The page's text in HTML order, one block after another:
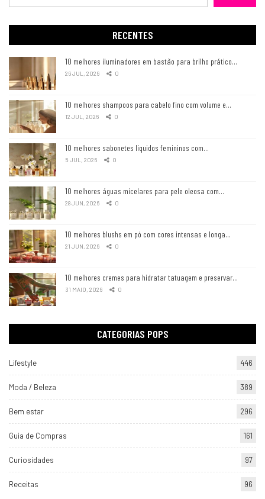
RECENTES
10 melhores iluminadores em bastão para brilho prático…
26 JUL, 2026 0
10 melhores shampoos para cabelo fino com volume e…
12 JUL, 2026 0
10 melhores sabonetes líquidos femininos com…
5 JUL, 2026 0
10 melhores águas micelares para pele oleosa com…
28 JUN, 2026 0
10 melhores blushs em pó com cores intensas e longa…
21 JUN, 2026 0
10 melhores cremes para hidratar tatuagem e preservar…
31 MAIO, 2026 0
CATEGORIAS POPS
Lifestyle 446
Moda / Beleza 389
Bem estar 296
Guia de Compras 161
Curiosidades 97
Receitas 96